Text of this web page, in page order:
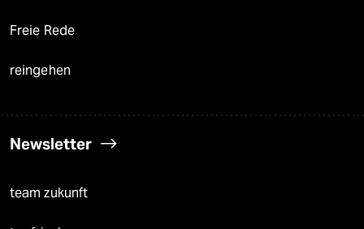
Freie Rede
reingehen
Newsletter
team zukunft